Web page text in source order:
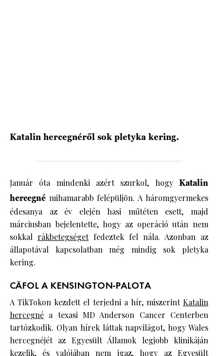
Katalin hercegnéről sok pletyka kering.
Január óta mindenki azért szurkol, hogyKatalin
hercegné mihamarabb felépüljön. A háromgyermekes
édesanya az év elején hasi műtéten esett, majd
márciusban bejelentette, hogy az operáció után nem
sokkal rákbetegségetfedeztek fel nála. Azonban az
állapotával kapcsolatban még mindig sok pletyka
kering.
CÁFOL A KENSINGTON-PALOTA
A TikTokon kezdett el terjedni a hír, miszerint Katalin
hercegné a texasi MD Anderson Cancer Centerben
tartózkodik. Olyan hírek láttak napvilágot, hogy Wales
hercegnéjét az Egyesült Államok legjobb klinikáján
kezelik, és valójában nem igaz, hogy az Egyesült